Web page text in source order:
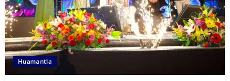
Huamantla